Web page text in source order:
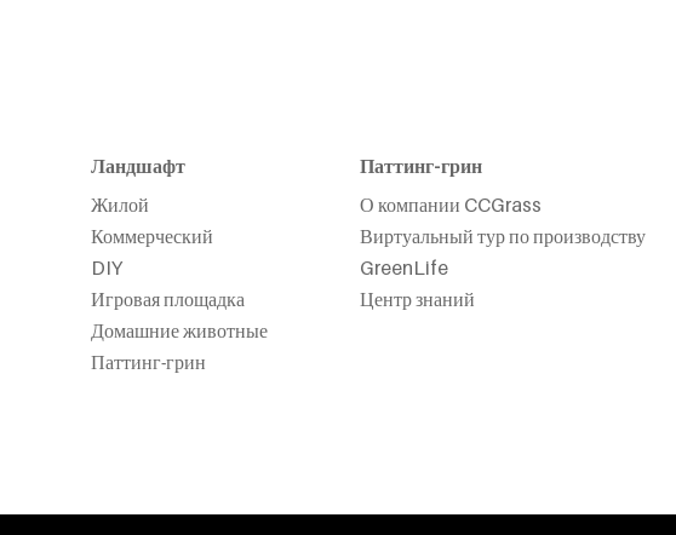
Ландшафт
Жилой
Коммерческий
DIY
Игровая площадка
Домашние животные
Паттинг-грин
Паттинг-грин
О компании CCGrass
Виртуальный тур по производству
GreenLife
Центр знаний